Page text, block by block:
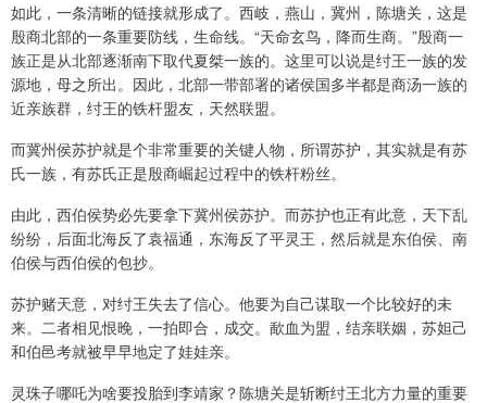
如此，一条清晰的链接就形成了。西岐，燕山，冀州，陈塘关，这是
殷商北部的一条重要防线，生命线。“天命玄鸟，降而生商。”殷商一
族正是从北部逐渐南下取代夏桀一族的。这里可以说是纣王一族的发
源地，母之所出。因此，北部一带部署的诸侯国多半都是商汤一族的
近亲族群，纣王的铁杆盟友，天然联盟。
而冀州侯苏护就是个非常重要的关键人物，所谓苏护，其实就是有苏
氏一族，有苏氏正是殷商崛起过程中的铁杆粉丝。
由此，西伯侯势必先要拿下冀州侯苏护。而苏护也正有此意，天下乱
纷纷，后面北海反了袁福通，东海反了平灵王，然后就是东伯侯、南
伯侯与西伯侯的包抄。
苏护赌天意，对纣王失去了信心。他要为自己谋取一个比较好的未
来。二者相见恨晚，一拍即合，成交。歃血为盟，结亲联姻，苏妲己
和伯邑考就被早早地定了娃娃亲。
灵珠子哪吒为啥要投胎到李靖家？陈塘关是斩断纣王北方力量的重要